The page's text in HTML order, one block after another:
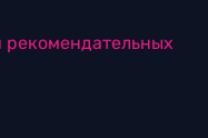
рекомендательных